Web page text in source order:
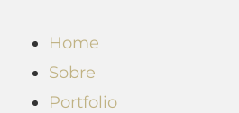
Home
Sobre
Portfolio